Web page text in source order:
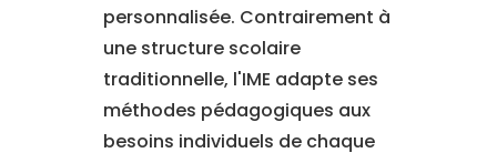
personnalisée. Contrairement à
une structure scolaire
traditionnelle, l'IME adapte ses
méthodes pédagogiques aux
besoins individuels de chaque